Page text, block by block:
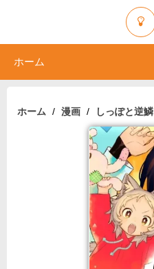
ホーム
ホーム 漫画 しっぽと逆鱗